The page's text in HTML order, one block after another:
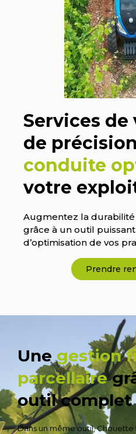
Services
de
conduite
votre
Augmentez la
grâce à un outil
d’optimisation de vos
Prendre
Unegestion
parcellaire
outil complet
Dans un même outil,